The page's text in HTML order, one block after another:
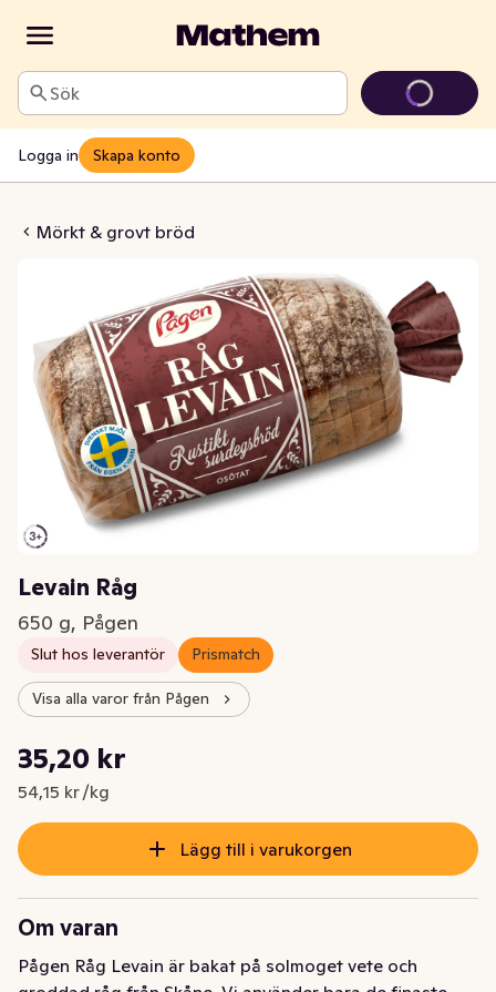
Sök
Logga in Skapa konto
Mörkt & grovt bröd
Råg
Levain Råg
650 g, Pågen
Slut hos leverantör Prismatch
Visa alla varor från Pågen
Nuvarande pris är: 35,20 kr
35,20 kr
54,15 kr /kg
Styckpris: 54,15 kr /kg
Lägg till i varukorgen
Om varan
Pågen Råg Levain är bakat på solmoget vete och